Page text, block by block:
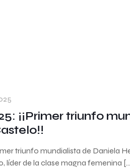
¡¡Primer triunfo
triunfo mundialista de
líder de la clase magna femenina